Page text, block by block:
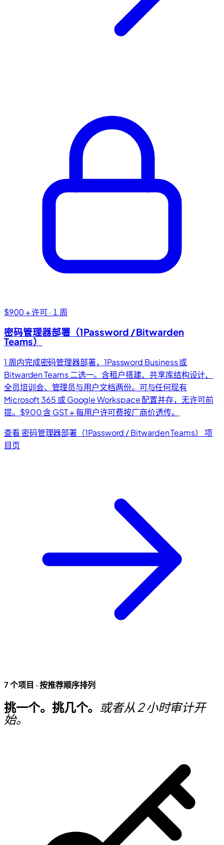
$900 + 许可 · 1 周
密码管理器部署（1Password / Bitwarden
Teams）
1 周内完成密码管理器部署，1Password Business 或
Bitwarden Teams 二选一。含租户搭建、共享库结构设计、
全员培训会、管理员与用户文档两份。可与任何现有
Microsoft 365 或 Google Workspace 配置并存，无许可前
提。$900 含 GST + 每用户许可费按厂商价透传。
查看 密码管理器部署（1Password / Bitwarden Teams） 项
目页
7 个项目 · 按推荐顺序排列
挑一个。挑几个。 或者从 2 小时审计开
始。